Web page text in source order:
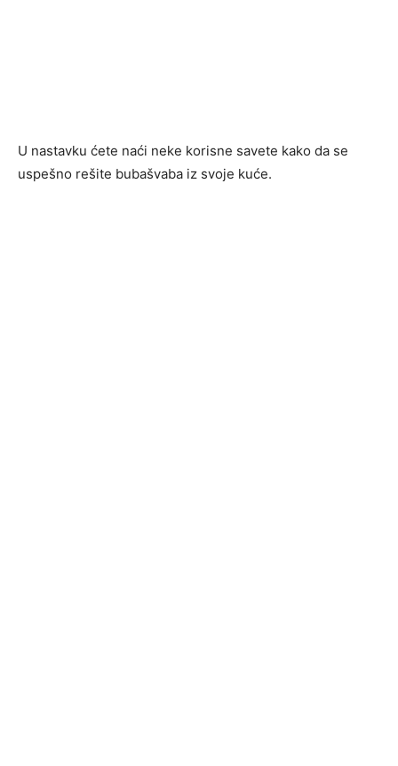
U nastavku ćete naći neke korisne savete kako da se
uspešno rešite bubašvaba iz svoje kuće.